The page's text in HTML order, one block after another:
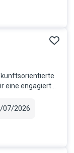
eine engagierte
für die
07/2026